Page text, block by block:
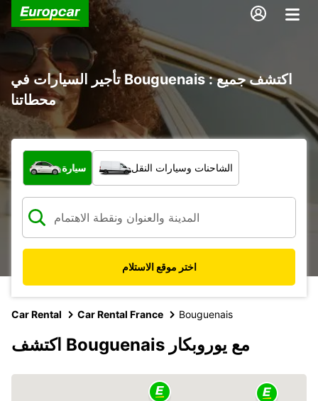
تأجير السيارات في Bouguenais : اكتشف جميع
محطاتنا
ما نوع المركبة؟
سيارة الشاحنات وسيارات النقل
اختر موقع الاستلام
Car Rental Car Rental France Bouguenais
اكتشف Bouguenais مع يوروبكار